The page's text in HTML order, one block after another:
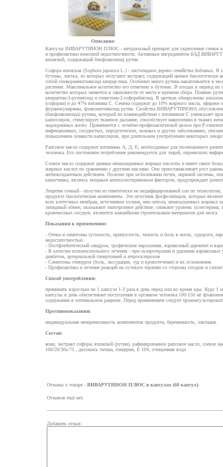
Описание:
Капсулы ВИВАРУТИНОН ПЛЮС - натуральный препарат для укрепления стенок
и профилактики венозной недостаточности. Активным ингредиентом БАД
японской, содержащий биофлавоноид рутин.
Софора японская (Sophora japonica L.) - листопадное дерево семейства бобовых. В
бутоны, листья, из которых получают экстракт, содержащий ценное биологически
собой глюкорамногликозид кверце-тина. Особенно много рутина накапливается в
растения. Максимальное количество его отмечено в бутонах. В плодах в период их
количество которых меняется в зависимости от места и времени сбора. Помимо
кверцетин-3-рутинозид и генистеин-2-софорабиозид. В цветках обнаружены
(софорин) и до 47% витамина С. Семена содержат до 10% жирного масла, эфирное
фуранокумарины, флавоногликозид рутин. Свойства ВИВАРУТИНОНА
(биофлавоноида) рутина, который во взаимодействии с витамином С уменьшает
капилляров, стимулирует тканевое дыхание, способствует накоплению в тканях
эндокринных желез. Применяется с лечебно-профилактической целью при Р-
инфекционных, сосудистых, хирургических, кожных и других заболеваниях,
повышением ломкости капилляров, при длительном употреблении некоторых
Рапсовое масло содержит витамины А, Д, Е, необходимые для полноценного
человека. Его постоянное потребление рекомендуется для людей, перенесших
Соевое масло содержит ценные ненасыщенные жирные кислоты и имеет самое
жирных кислот по сравнению с другими маслами. Оно приостанавливает рост
антиоксидантным действием. Полезно при за-болевании почек, нервной системы,
кишечника, являясь мощным антихолестериновым фактором, предупреждает
Лецитин соевый - получен из генетически не модифицированной сои по
продукте биологические компоненты. Это источник фосфолипидов, которые
всех клеточных мембран, источником холина, ино-зитола, ненасыщенных жирных
липидный обмен; оказывают липотропное действие; снижают уровень холестерина,
кровеносных сосудов; являются важнейшим строительным материалом для мозга.
Показания к применению:
- Отеки и симптомы (усталость, припухлость, тяжесть и боль в ногах, судороги,
недостаточностью
- Постфлебитический синдром, трофические нарушения, варикозный дерматит и
- В качестве вспомогательного лечения - при склеротерапии и удалении
диабетом, артериальной гипертонией и атеросклерозом
- Симптомы геморроя (боль, экссудация, зуд и кровотечение) и их осложнения.
- Профилактика и лечение реакций на лучевую терапию со стороны сосудов и
Способ употребления:
принимать взрослым по 1 капсуле 1-3 раза в день перед или во время еды. Курс
капсулы в день обеспечивает поступление в организм человека 100-150 мг
содержания в оптимальном рационе. Перед применением следует
Противопоказания:
индивидуальная непереносимость компонентов продукта, беременность, лактация.
Состав:
конц. экстракт софоры японской (рутин), рафинированное рапсовое масло, соевое
100/20/30s/75 , двуокись титана, глицерин, Е 104, очищенная вода
Отзывы о товаре - ВИВАРУТИНОН ПЛЮС в капсулах (60 капсул):
Отзывов ещё нет.
Добавить отзыв: